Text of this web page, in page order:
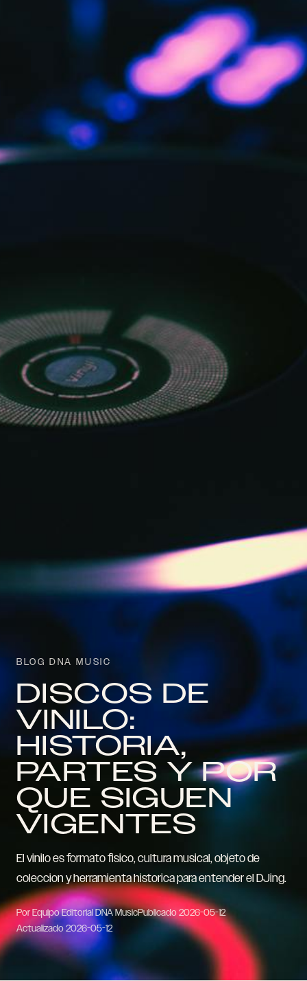
BLOG DNA MUSIC
DISCOS DE
VINILO:
HISTORIA,
PARTES Y POR
QUE SIGUEN
VIGENTES
El vinilo es formato fisico, cultura musical, objeto de
coleccion y herramienta historica para entender el DJing.
Por Equipo Editorial DNA MusicPublicado2026-05-12
Actualizado2026-05-12